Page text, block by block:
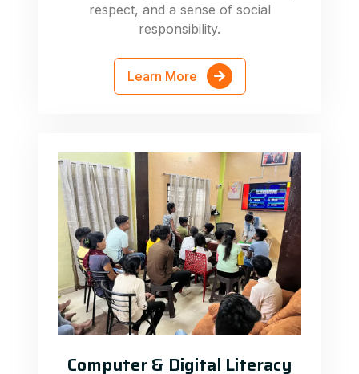
respect, and a sense of social
responsibility.
Learn More
Computer & Digital Literacy